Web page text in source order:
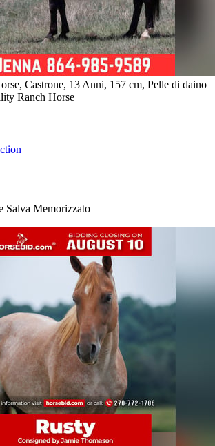
Castrone, 13 Anni, 157 cm, Pelle di daino
Ranch Horse
Salva Memorizzato